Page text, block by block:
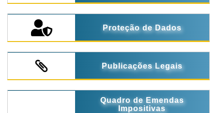
Proteção de Dados
Publicações Legais
Quadro de Emendas
Impositivas